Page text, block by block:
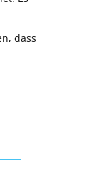
dass